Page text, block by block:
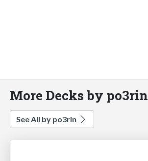
More Decks by po3rin
See All by po3rin